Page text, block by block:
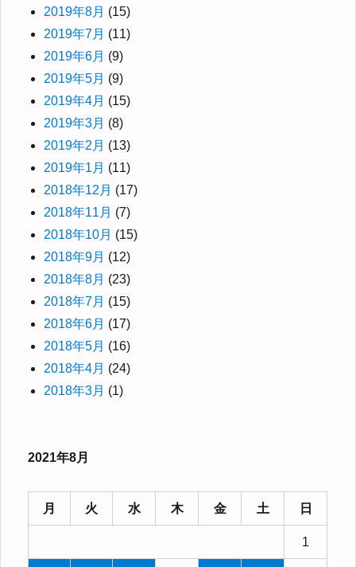
2019年8月 (15)
2019年7月 (11)
2019年6月 (9)
2019年5月 (9)
2019年4月 (15)
2019年3月 (8)
2019年2月 (13)
2019年1月 (11)
2018年12月 (17)
2018年11月 (7)
2018年10月 (15)
2018年9月 (12)
2018年8月 (23)
2018年7月 (15)
2018年6月 (17)
2018年5月 (16)
2018年4月 (24)
2018年3月 (1)
2021年8月
月 火 水 木 金 土 日
1